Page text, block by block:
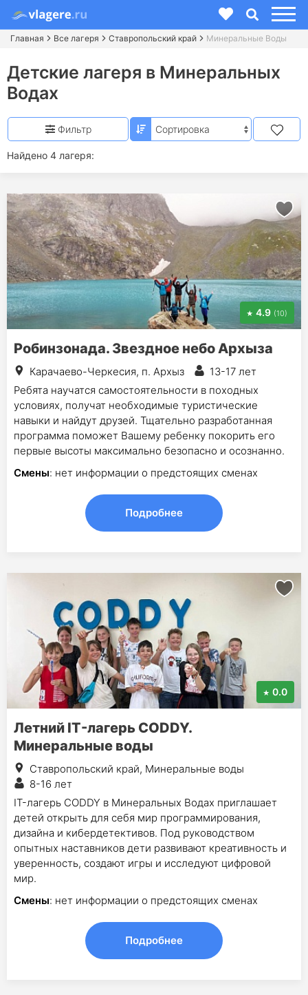
Главная Все лагеря Ставропольский край Минеральные Воды
Детские лагеря в Минеральных
Водах
Найдено 4 лагеря:
Фильтр
4.9 (10)
Робинзонада. Звездное небо Архыза
Карачаево-Черкесия, п. Архыз
13-17 лет
Ребята научатся самостоятельности в походных
условиях, получат необходимые туристические
навыки и найдут друзей. Тщательно разработанная
программа поможет Вашему ребенку покорить его
первые высоты максимально безопасно и осознанно.
Смены: нет информации о предстоящих сменах
Подробнее
0.0
Летний IT-лагерь CODDY.
Минеральные воды
Ставропольский край, Минеральные воды
8-16 лет
IT-лагерь CODDY в Минеральных Водах приглашает
детей открыть для себя мир программирования,
дизайна и кибердетективов. Под руководством
опытных наставников дети развивают креативность и
уверенность, создают игры и исследуют цифровой
мир.
Смены: нет информации о предстоящих сменах
Подробнее